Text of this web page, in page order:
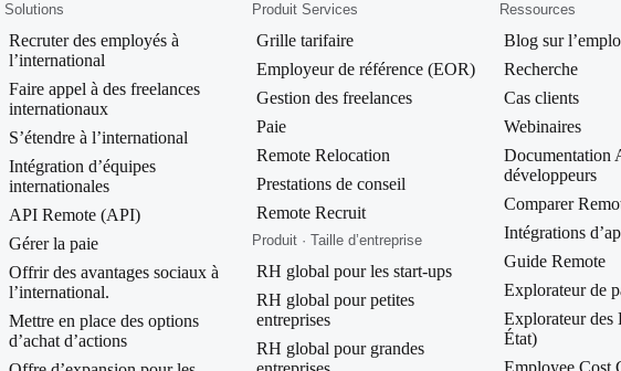
Solutions
Recruter des employés à
l’international
Faire appel à des freelances
internationaux
S’étendre à l’international
Intégration d’équipes
internationales
API Remote (API)
Gérer la paie
Offrir des avantages sociaux à
l’international.
Mettre en place des options
d’achat d’actions
Produit Services
Grille tarifaire
Employeur de référence (EOR)
Gestion des freelances
Paie
Remote Relocation
Prestations de conseil
Remote Recruit
Produit · Taille d’entreprise
RH global pour les start-ups
RH global pour petites
entreprises
RH global pour grandes
Ressources
Blog sur
Recherche
Cas clients
Webinaires
Documentation
développeurs
Comparer
Intégrations
Guide Remote
Explorateur de
Explorateur des
État)